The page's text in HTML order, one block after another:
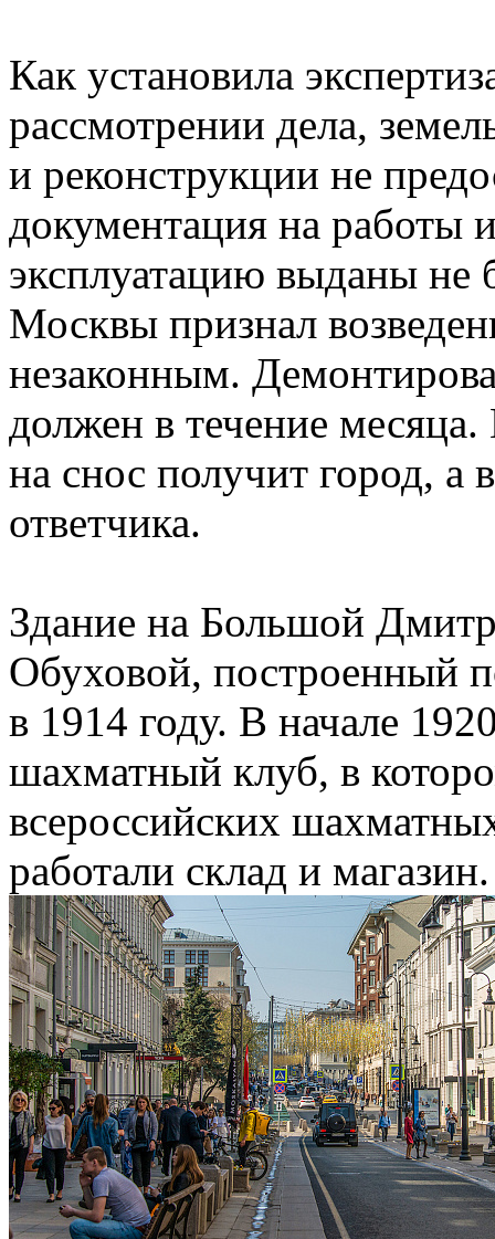
Как установила
рассмотрении дела,
и реконструкции не
документация на работы
эксплуатацию выданы
Москвы признал
незаконным.
должен в течение месяца.
на снос получит город, а
ответчика.
Здание на Большой
Обуховой, построенный
в 1914 году. В начале
шахматный клуб, в
всероссийских
работали склад и магазин.